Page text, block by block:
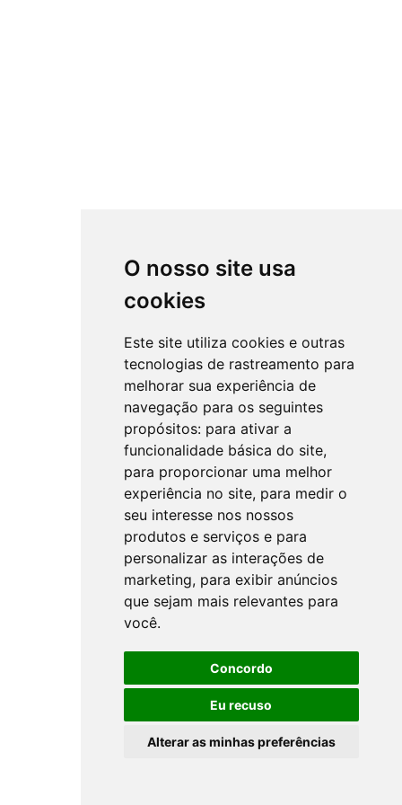
O nosso site usa
cookies
Este site utiliza cookies e outras
tecnologias de rastreamento para
melhorar sua experiência de
navegação para os seguintes
propósitos: para ativar a
funcionalidade básica do site,
para proporcionar uma melhor
experiência no site, para medir o
seu interesse nos nossos
produtos e serviços e para
personalizar as interações de
marketing, para exibir anúncios
que sejam mais relevantes para
você.
Concordo
Eu recuso
Alterar as minhas preferências